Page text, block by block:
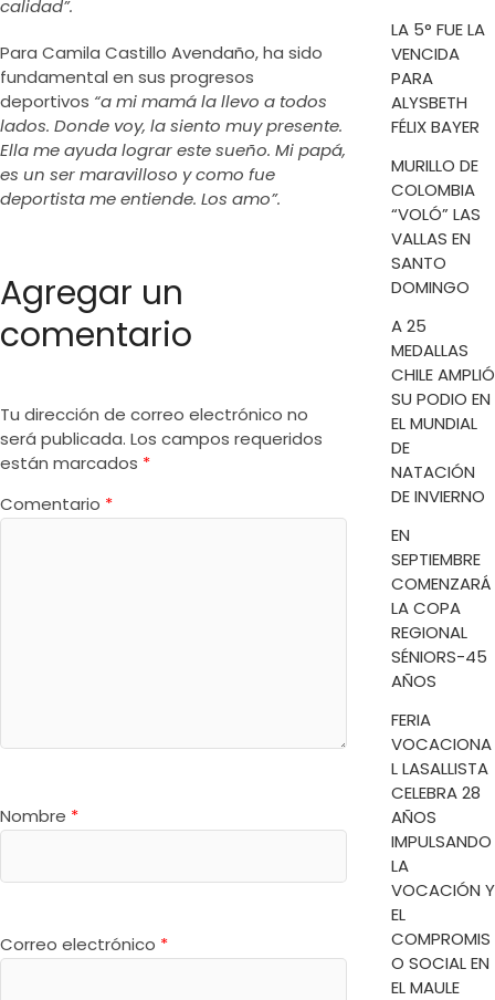
calidad”.
Para Camila Castillo Avendaño, ha sido
fundamental en sus progresos
deportivos “a mi mamá la llevo a todos
lados. Donde voy, la siento muy presente.
Ella me ayuda lograr este sueño. Mi papá,
es un ser maravilloso y como fue
deportista me entiende. Los amo”.
Agregar un
comentario
Tu dirección de correo electrónico no
será publicada. Los campos requeridos
están marcados *
Comentario *
Nombre *
Correo electrónico *
LA 5° FUE LA
VENCIDA
PARA
ALYSBETH
FÉLIX BAYER
MURILLO DE
COLOMBIA
“VOLÓ” LAS
VALLAS EN
SANTO
DOMINGO
A 25
MEDALLAS
CHILE AMPLIÓ
SU PODIO EN
EL MUNDIAL
DE
NATACIÓN
DE INVIERNO
EN
SEPTIEMBRE
COMENZARÁ
LA COPA
REGIONAL
SÉNIORS-45
AÑOS
FERIA
VOCACIONA
L LASALLISTA
CELEBRA 28
AÑOS
IMPULSANDO
LA
VOCACIÓN Y
EL
COMPROMIS
O SOCIAL EN
EL MAULE